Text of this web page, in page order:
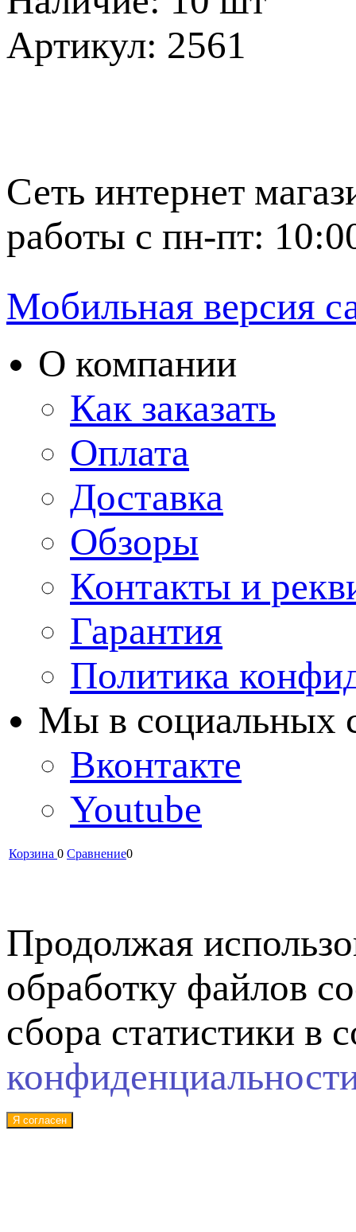
Артикул: 2561
Сеть интернет
работы с пн-пт:
Мобильная версия
О компании
Как заказать
Оплата
Доставка
Обзоры
Контакты и
Гарантия
Политика
Мы в cоциальных
Вконтакте
Youtube
Корзина 0 Сравнение0
Продолжая
обработку файлов
сбора статистики в
Я согласен